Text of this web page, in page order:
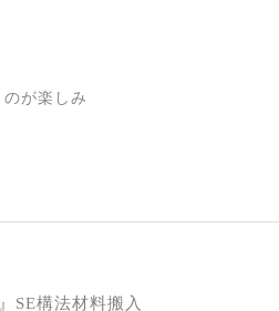
が楽しみ
SE構法材料搬入